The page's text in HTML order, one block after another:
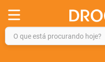
O que está procurando hoje?